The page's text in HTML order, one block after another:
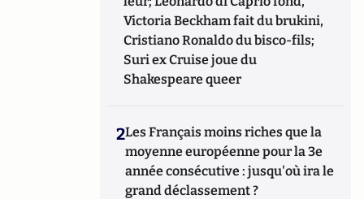
Victoria Beckham fait du brukini,
Cristiano Ronaldo du bisco-fils;
Suri ex Cruise joue du
Shakespeare queer
2Les Français moins riches que la
moyenne européenne pour la 3e
année consécutive : jusqu'où ira le
grand déclassement ?